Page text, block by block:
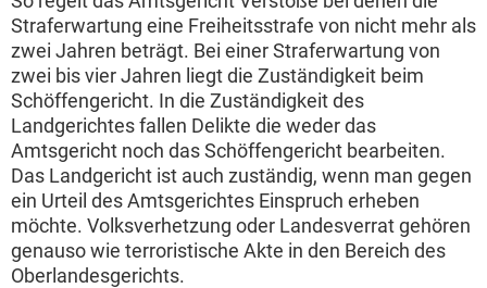
Straferwartung eine Freiheitsstrafe von nicht mehr als
zwei Jahren beträgt. Bei einer Straferwartung von
zwei bis vier Jahren liegt die Zuständigkeit beim
Schöffengericht. In die Zuständigkeit des
Landgerichtes fallen Delikte die weder das
Amtsgericht noch das Schöffengericht bearbeiten.
Das Landgericht ist auch zuständig, wenn man gegen
ein Urteil des Amtsgerichtes Einspruch erheben
möchte. Volksverhetzung oder Landesverrat gehören
genauso wie terroristische Akte in den Bereich des
Oberlandesgerichts.